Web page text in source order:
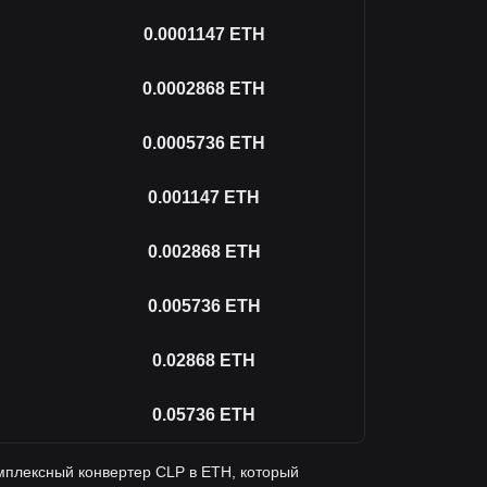
0.0001147 ETH
0.0002868 ETH
0.0005736 ETH
0.001147 ETH
0.002868 ETH
0.005736 ETH
0.02868 ETH
0.05736 ETH
конвертер CLP в ETH, который